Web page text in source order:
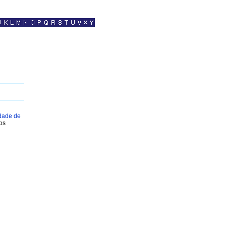
de